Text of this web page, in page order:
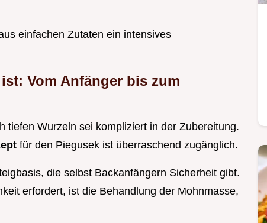
einfachen Zutaten ein intensives
Vom Anfänger bis zum
tiefen Wurzeln sei kompliziert in der Zubereitung.
für den Piegusek ist überraschend zugänglich.
die selbst Backanfängern Sicherheit gibt.
erfordert, ist die Behandlung der Mohnmasse,